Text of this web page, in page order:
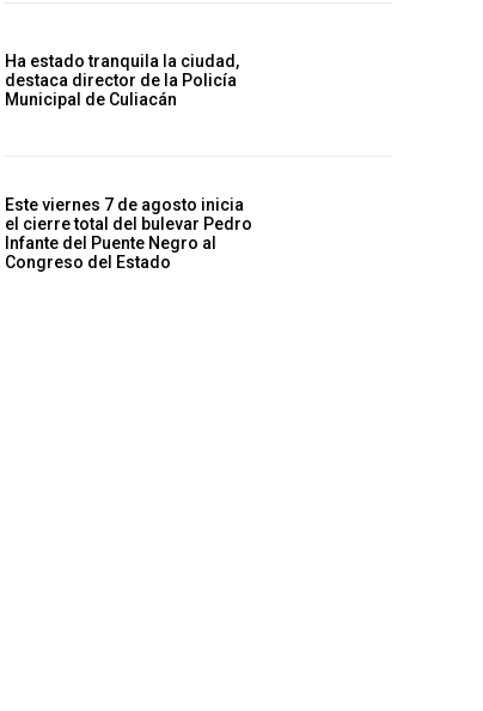
Ha estado tranquila la ciudad,
destaca director de la Policía
Municipal de Culiacán
Este viernes 7 de agosto inicia
el cierre total del bulevar Pedro
Infante del Puente Negro al
Congreso del Estado